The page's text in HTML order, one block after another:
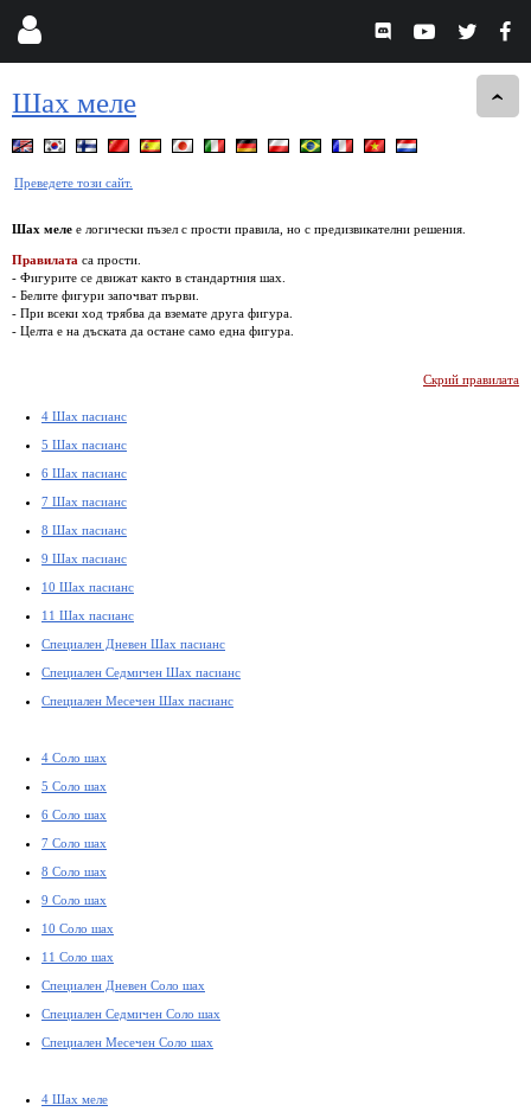
Шах меле
Преведете този сайт.
Шах меле е логически пъзел с прости правила, но с предизвикателни решения.
Правилата са прости.
- Фигурите се движат както в стандартния шах.
- Белите фигури започват първи.
- При всеки ход трябва да вземате друга фигура.
- Целта е на дъската да остане само една фигура.
Скрий правилата
4 Шах пасианс
5 Шах пасианс
6 Шах пасианс
7 Шах пасианс
8 Шах пасианс
9 Шах пасианс
10 Шах пасианс
11 Шах пасианс
Специален Дневен Шах пасианс
Специален Седмичен Шах пасианс
Специален Месечен Шах пасианс
4 Соло шах
5 Соло шах
6 Соло шах
7 Соло шах
8 Соло шах
9 Соло шах
10 Соло шах
11 Соло шах
Специален Дневен Соло шах
Специален Седмичен Соло шах
Специален Месечен Соло шах
4 Шах меле